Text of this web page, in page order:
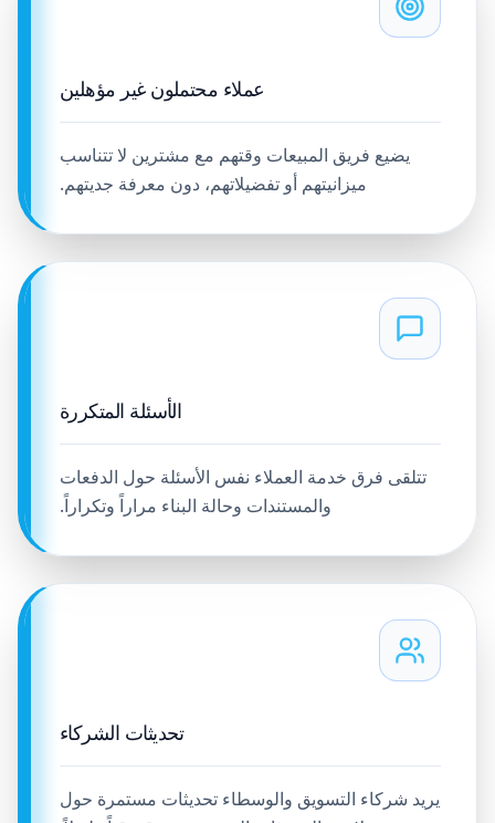
عملاء محتملون غير مؤهلين
يضيع فريق المبيعات وقتهم مع مشترين لا تتناسب
ميزانيتهم أو تفضيلاتهم، دون معرفة جديتهم.
الأسئلة المتكررة
تتلقى فرق خدمة العملاء نفس الأسئلة حول الدفعات
والمستندات وحالة البناء مراراً وتكراراً.
تحديثات الشركاء
يريد شركاء التسويق والوسطاء تحديثات مستمرة حول